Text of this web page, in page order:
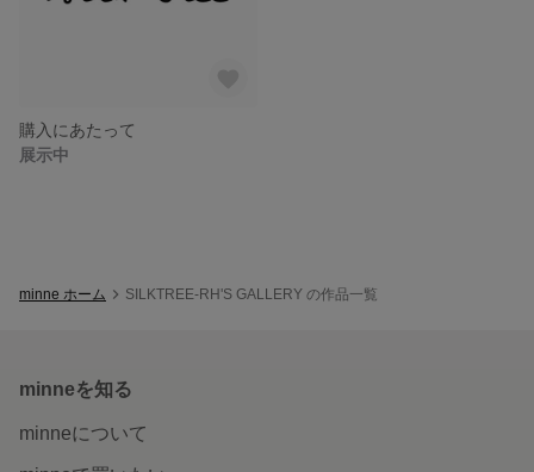
購入にあたって
展示中
minne ホーム SILKTREE-RH'S GALLERY の作品一覧
minneを知る
minneについて